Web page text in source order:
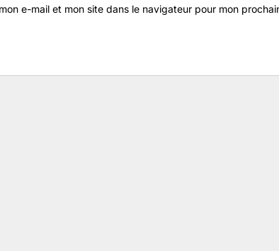
e-mail et mon site dans le navigateur pour mon